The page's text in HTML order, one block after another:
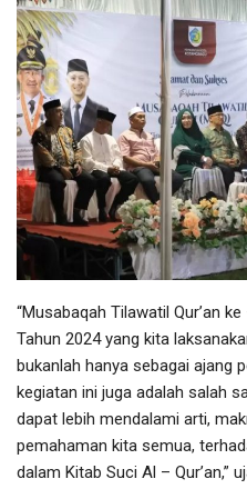
“Musabaqah Tilawatil Qur’an
Tahun 2024 yang kita
bukanlah hanya sebagai ajang
kegiatan ini juga adalah salah
dapat lebih mendalami arti,
pemahaman kita semua,
dalam Kitab Suci Al – Qur’an,”